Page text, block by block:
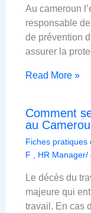
Au cameroun
responsable
de prévention
assurer la
Read More »
Comment
au
Fiches pratiques
F , HR Manager/
Le décès du
majeure qui
travail. En cas